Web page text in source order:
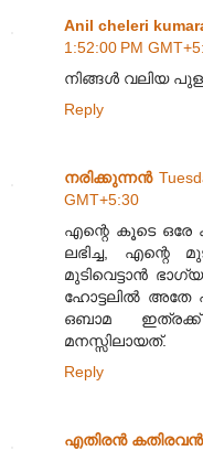
Anil cheleri
1:52:00 PM
നിങ്ങള്‍ വലിയ
Reply
നരിക്കുന്നൻ
GMT+5:30
എന്റെ കൂടെ ഒരേ
ലഭിച്ച, എന്റെ
മുടിവെട്ടാൻ
ഹോട്ടലിൽ അതേ
ഒബാമ ഇത്രക്ക്
മനസ്സിലായത്.
Reply
എതിരന്‍ കതിരവന്‍